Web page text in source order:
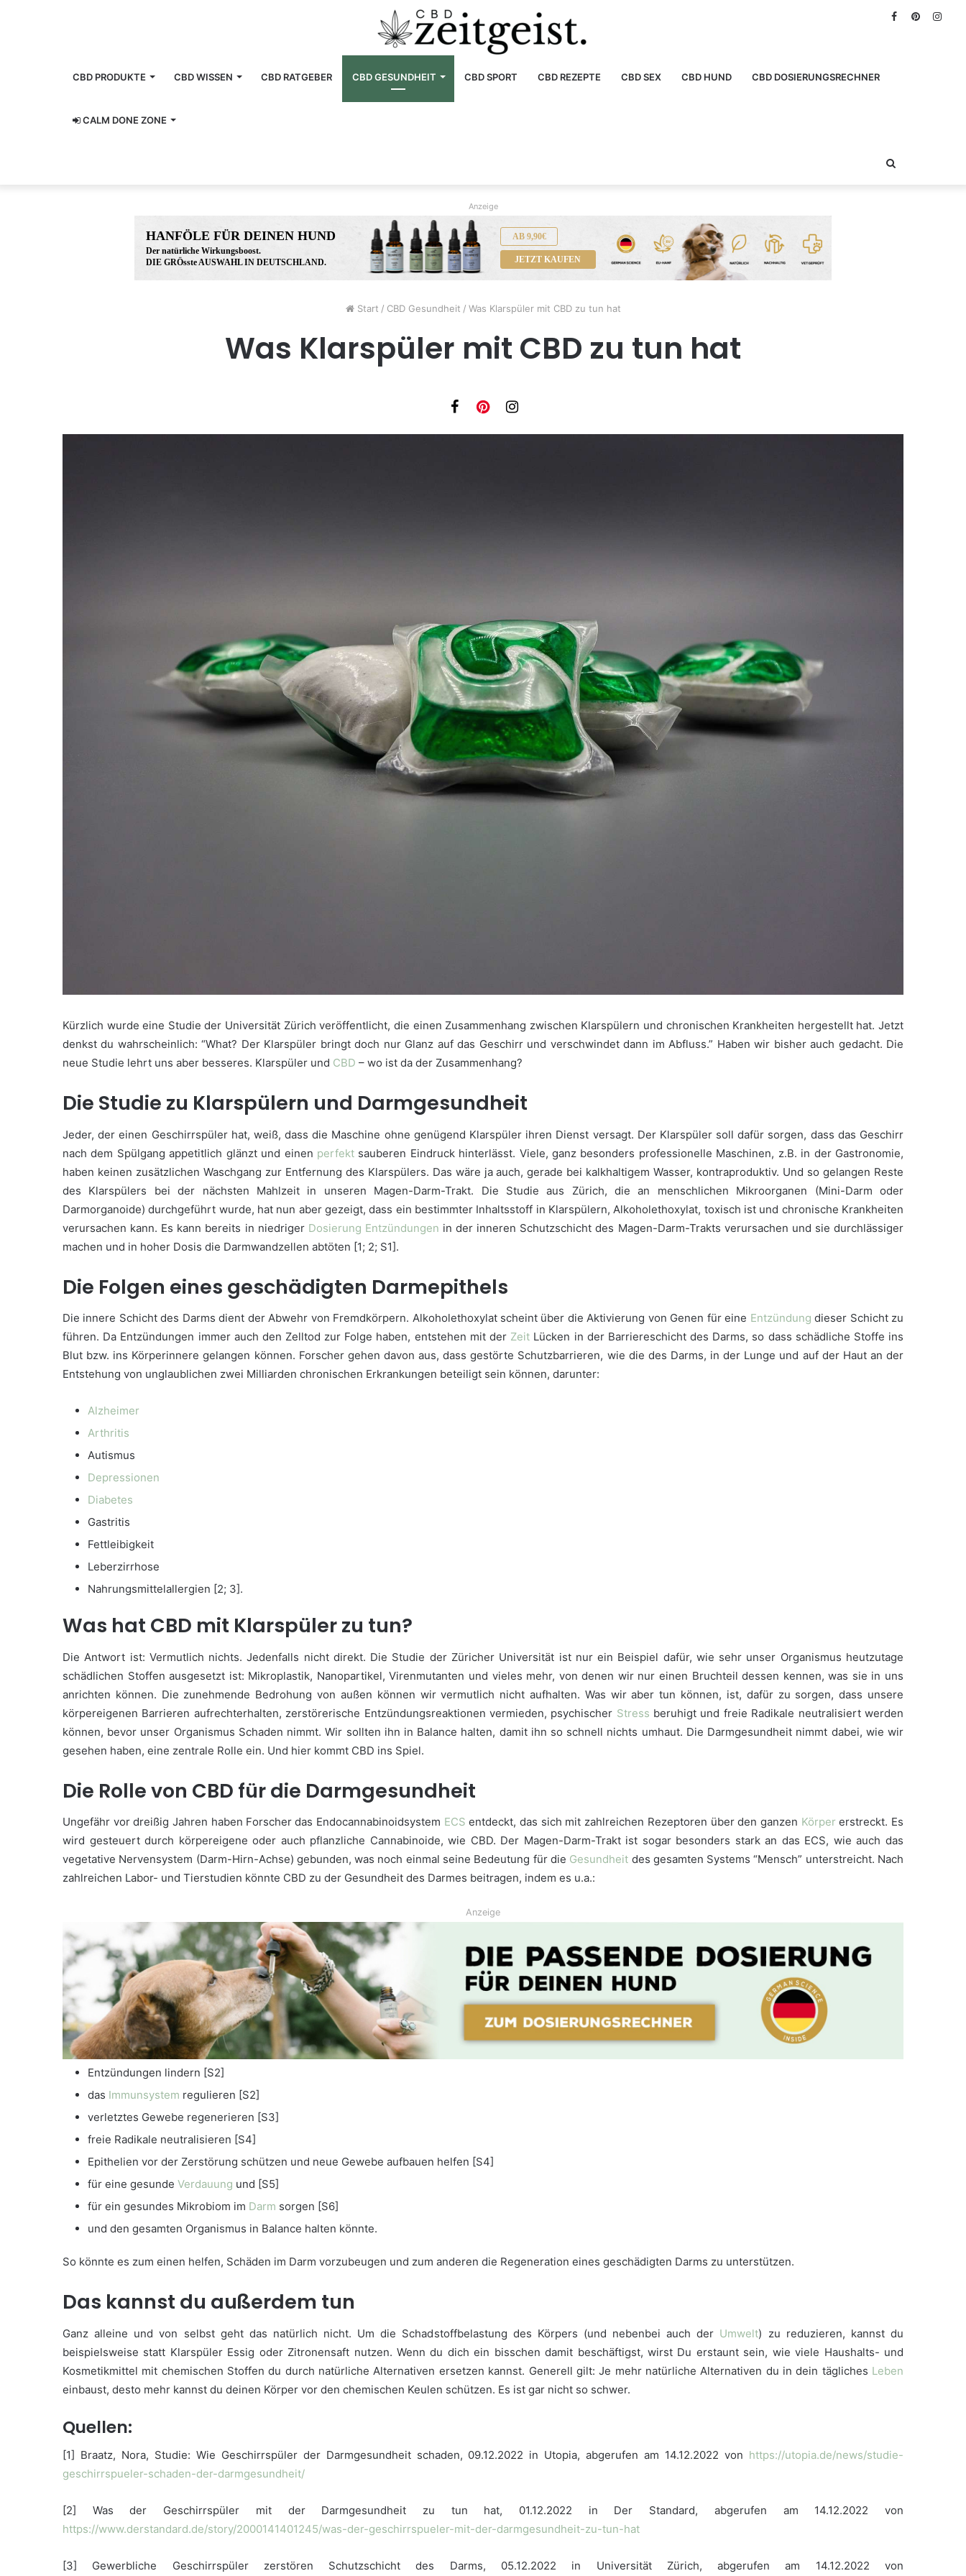
Pinterest
Facebook
CBD PRODUKTE CBD WISSEN CBD RATGEBER CBD GESUNDHEIT CBD SPORT CBD REZEPTE CBD SEX CBD HUND CBD DOSIERUNGSRECHNER
CALM DONE ZONE
Anzeige
HANFÖLE FÜR DEINEN HUND
Der natürliche Wirkungsboost.
DIE GRÖsste AUSWAHL IN DEUTSCHLAND.
AB 9,90€
JETZT KAUFEN
www.hunreys.de
Start / CBD Gesundheit / Was Klarspüler mit CBD zu tun hat
Was Klarspüler mit CBD zu tun hat
Kürzlich wurde eine Studie der Universität Zürich veröffentlicht, die einen Zusammenhang zwischen Klarspülern und chronischen Krankheiten hergestellt hat. Jetzt
denkst du wahrscheinlich: “What? Der Klarspüler bringt doch nur Glanz auf das Geschirr und verschwindet dann im Abfluss.” Haben wir bisher auch gedacht. Die
neue Studie lehrt uns aber besseres. Klarspüler und CBD – wo ist da der Zusammenhang?
Die Studie zu Klarspülern und Darmgesundheit
Jeder, der einen Geschirrspüler hat, weiß, dass die Maschine ohne genügend Klarspüler ihren Dienst versagt. Der Klarspüler soll dafür sorgen, dass das Geschirr
nach dem Spülgang appetitlich glänzt und einen perfektsauberen Eindruck hinterlässt. Viele, ganz besonders professionelle Maschinen, z.B. in der Gastronomie,
haben keinen zusätzlichen Waschgang zur Entfernung des Klarspülers. Das wäre ja auch, gerade bei kalkhaltigem Wasser, kontraproduktiv. Und so gelangen Reste
des Klarspülers bei der nächsten Mahlzeit in unseren Magen-Darm-Trakt. Die Studie aus Zürich, die an menschlichen Mikroorganen (Mini-Darm oder
Darmorganoide) durchgeführt wurde, hat nun aber gezeigt, dass ein bestimmter Inhaltsstoff in Klarspülern, Alkoholethoxylat, toxisch ist und chronische Krankheiten
verursachen kann. Es kann bereits in niedriger Dosierung Entzündungen in der inneren Schutzschicht des Magen-Darm-Trakts verursachen und sie durchlässiger
machen und in hoher Dosis die Darmwandzellen abtöten [1; 2; S1].
Die Folgen eines geschädigten Darmepithels
Die innere Schicht des Darms dient der Abwehr von Fremdkörpern. Alkoholethoxylat scheint über die Aktivierung von Genen für eine Entzündung dieser Schicht zu
führen. Da Entzündungen immer auch den Zelltod zur Folge haben, entstehen mit der Zeit Lücken in der Barriereschicht des Darms, so dass schädliche Stoffe ins
Blut bzw. ins Körperinnere gelangen können. Forscher gehen davon aus, dass gestörte Schutzbarrieren, wie die des Darms, in der Lunge und auf der Haut an der
Entstehung von unglaublichen zwei Milliarden chronischen Erkrankungen beteiligt sein können, darunter:
Alzheimer
Arthritis
Autismus
Depressionen
Diabetes
Gastritis
Fettleibigkeit
Leberzirrhose
Nahrungsmittelallergien [2; 3].
Was hat CBD mit Klarspüler zu tun?
Die Antwort ist: Vermutlich nichts. Jedenfalls nicht direkt. Die Studie der Züricher Universität ist nur ein Beispiel dafür, wie sehr unser Organismus heutzutage
schädlichen Stoffen ausgesetzt ist: Mikroplastik, Nanopartikel, Virenmutanten und vieles mehr, von denen wir nur einen Bruchteil dessen kennen, was sie in uns
anrichten können. Die zunehmende Bedrohung von außen können wir vermutlich nicht aufhalten. Was wir aber tun können, ist, dafür zu sorgen, dass unsere
körpereigenen Barrieren aufrechterhalten, zerstörerische Entzündungsreaktionen vermieden, psychischer Stress beruhigt und freie Radikale neutralisiert werden
können, bevor unser Organismus Schaden nimmt. Wir sollten ihn in Balance halten, damit ihn so schnell nichts umhaut. Die Darmgesundheit nimmt dabei, wie wir
gesehen haben, eine zentrale Rolle ein. Und hier kommt CBD ins Spiel.
Die Rolle von CBD für die Darmgesundheit
Ungefähr vor dreißig Jahren haben Forscher das Endocannabinoidsystem ECS entdeckt, das sich mit zahlreichen Rezeptoren über den ganzen Körper erstreckt. Es
wird gesteuert durch körpereigene oder auch pflanzliche Cannabinoide, wie CBD. Der Magen-Darm-Trakt ist sogar besonders stark an das ECS, wie auch das
vegetative Nervensystem (Darm-Hirn-Achse) gebunden, was noch einmal seine Bedeutung für die Gesundheit des gesamten Systems “Mensch” unterstreicht. Nach
zahlreichen Labor- und Tierstudien könnte CBD zu der Gesundheit des Darmes beitragen, indem es u.a.:
Anzeige
Entzündungen lindern [S2]
das Immunsystem regulieren [S2]
verletztes Gewebe regenerieren [S3]
freie Radikale neutralisieren [S4]
Epithelien vor der Zerstörung schützen und neue Gewebe aufbauen helfen [S4]
für eine gesunde Verdauung und [S5]
für ein gesundes Mikrobiom im Darm sorgen [S6]
und den gesamten Organismus in Balance halten könnte.
So könnte es zum einen helfen, Schäden im Darm vorzubeugen und zum anderen die Regeneration eines geschädigten Darms zu unterstützen.
Das kannst du außerdem tun
Ganz alleine und von selbst geht das natürlich nicht. Um die Schadstoffbelastung des Körpers (und nebenbei auch der Umwelt) zu reduzieren, kannst du
beispielsweise statt Klarspüler Essig oder Zitronensaft nutzen. Wenn du dich ein bisschen damit beschäftigst, wirst Du erstaunt sein, wie viele Haushalts- und
Kosmetikmittel mit chemischen Stoffen du durch natürliche Alternativen ersetzen kannst. Generell gilt: Je mehr natürliche Alternativen du in dein tägliches Leben
einbaust, desto mehr kannst du deinen Körper vor den chemischen Keulen schützen. Es ist gar nicht so schwer.
Quellen:
[1] Braatz, Nora, Studie: Wie Geschirrspüler der Darmgesundheit schaden, 09.12.2022 in Utopia, abgerufen am 14.12.2022 von https://utopia.de/news/studie-
geschirrspueler-schaden-der-darmgesundheit/
[2] Was der Geschirrspüler mit der Darmgesundheit zu tun hat, 01.12.2022 in Der Standard, abgerufen am 14.12.2022 von
https://www.derstandard.de/story/2000141401245/was-der-geschirrspueler-mit-der-darmgesundheit-zu-tun-hat
[3] Gewerbliche Geschirrspüler zerstören Schutzschicht des Darms, 05.12.2022 in Universität Zürich, abgerufen am 14.12.2022 von